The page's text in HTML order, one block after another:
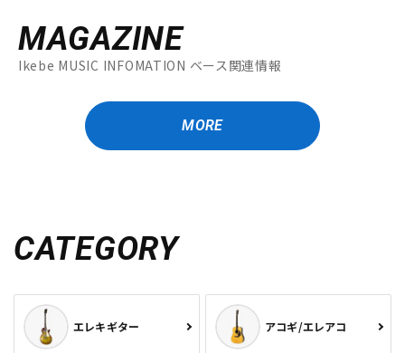
MAGAZINE
Ikebe MUSIC INFOMATION ベース関連情報
MORE
CATEGORY
エレキギター アコギ/エレアコ